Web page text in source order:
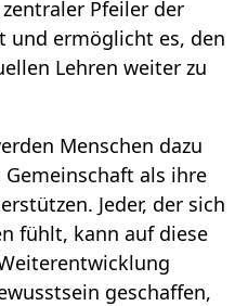
Pfeiler der
und ermöglicht es, den
Lehren weiter zu
Menschen dazu
als ihre
Jeder, der sich
fühlt, kann auf diese
geschaffen,